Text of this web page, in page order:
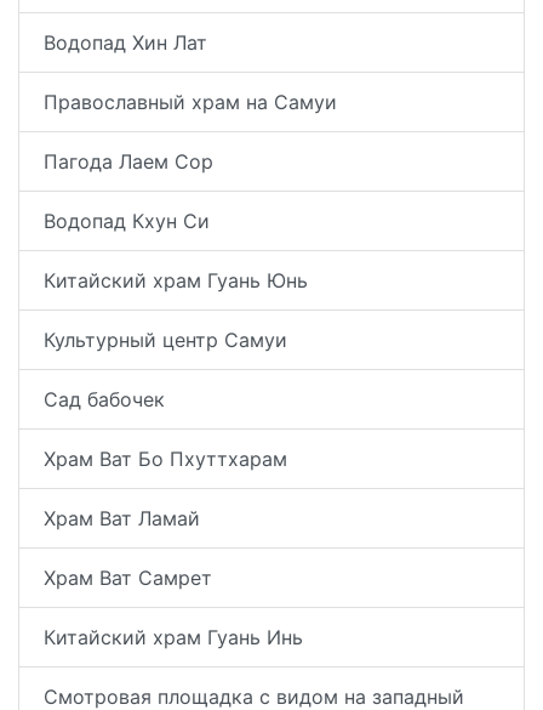
Водопад Хин Лат
Православный храм на Самуи
Пагода Лаем Сор
Водопад Кхун Си
Китайский храм Гуань Юнь
Культурный центр Самуи
Сад бабочек
Храм Ват Бо Пхуттхарам
Храм Ват Ламай
Храм Ват Самрет
Китайский храм Гуань Инь
Смотровая площадка с видом на западный